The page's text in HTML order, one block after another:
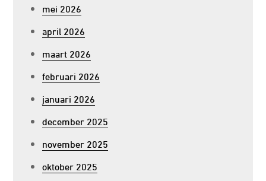
mei 2026
april 2026
maart 2026
februari 2026
januari 2026
december 2025
november 2025
oktober 2025